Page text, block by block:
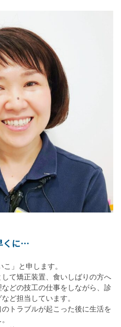
くに…
」と申します。
て矯正装置、 食いしばりの方へ
どの技工の仕事をしながら、診
ど担当しています。
トラブルが起こった後に生活を